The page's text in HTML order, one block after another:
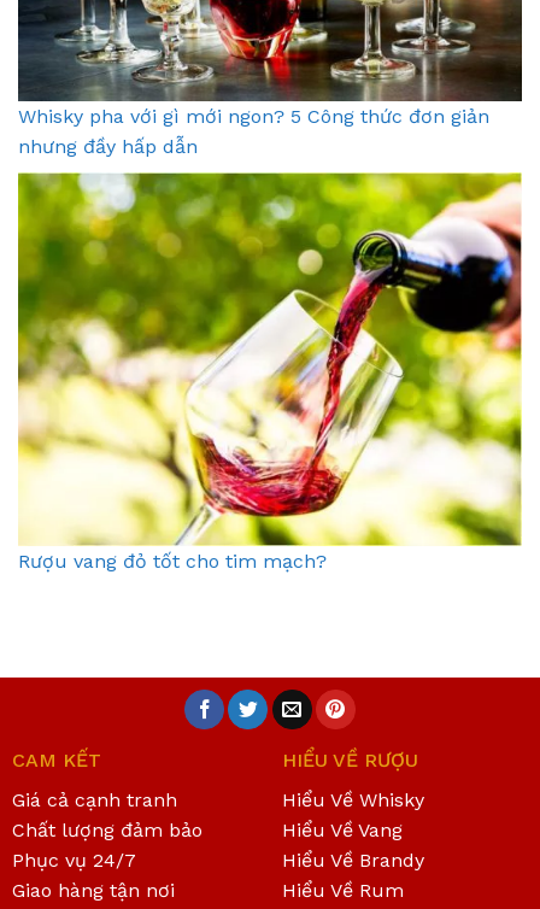
Whisky pha với gì mới ngon? 5 Công thức đơn giản
nhưng đầy hấp dẫn
Rượu vang đỏ tốt cho tim mạch?
CAM KẾT
Giá cả cạnh tranh
Chất lượng đảm bảo
Phục vụ 24/7
Giao hàng tận nơi
HIỂU VỀ RƯỢU
Hiểu Về Whisky
Hiểu Về Vang
Hiểu Về Brandy
Hiểu Về Rum